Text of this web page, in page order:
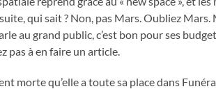
qui sait ? Non, pas Mars. Oubliez Mars.
au grand public, c’est bon pour ses
pas à en faire un article.
morte qu’elle a toute sa place dans